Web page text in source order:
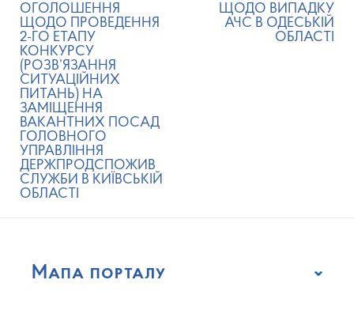
ОГОЛОШЕННЯ
ЩОДО ПРОВЕДЕННЯ
2-ГО ЕТАПУ
КОНКУРСУ
(РОЗВ’ЯЗАННЯ
СИТУАЦІЙНИХ
ПИТАНЬ) НА
ЗАМІЩЕННЯ
ВАКАНТНИХ ПОСАД
ГОЛОВНОГО
УПРАВЛІННЯ
ДЕРЖПРОДСПОЖИВ
СЛУЖБИ В КИЇВСЬКІЙ
ОБЛАСТІ
ЩОДО ВИПАДКУ
АЧС В ОДЕСЬКІЙ
ОБЛАСТІ
Мапа порталу